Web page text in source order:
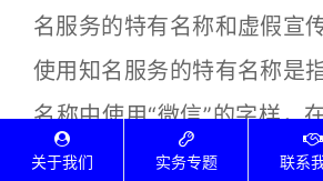
名服务的特有名称和虚假宣
使用知名服务的特有名称是
名称中使用“微信”的字样，
公司彩铃宣传中使用“微信”
关于我们 实务专题 联系